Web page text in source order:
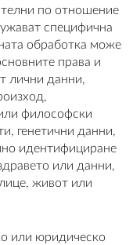
по отношение
специфична
обработка може
права и
лични данни,
философски
генетични данни,
идентифициране
или данни,
живот или
или юридическо